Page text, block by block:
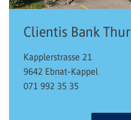
Clientis Bank Thur
Kapplerstrasse 21
9642 Ebnat-Kappel
071 992 35 35